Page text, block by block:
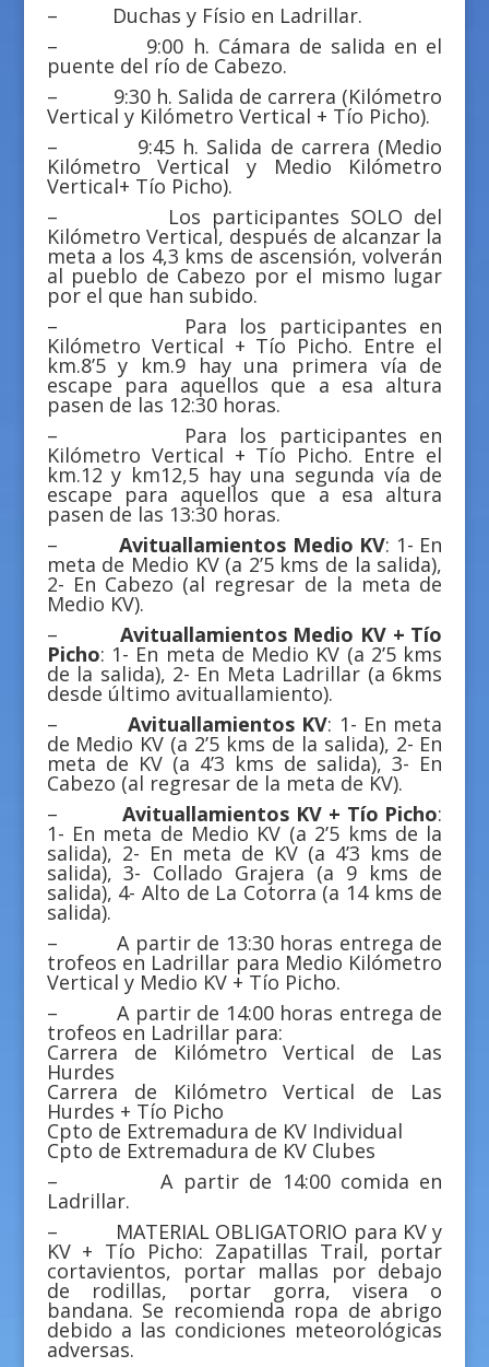
– Duchas y Físio en Ladrillar.
– 9:00 h. Cámara de salida en el
puente del río de Cabezo.
– 9:30 h. Salida de carrera (Kilómetro
Vertical y Kilómetro Vertical + Tío Picho).
– 9:45 h. Salida de carrera (Medio
Kilómetro Vertical y Medio Kilómetro
Vertical+ Tío Picho).
– Los participantes SOLO del
Kilómetro Vertical, después de alcanzar la
meta a los 4,3 kms de ascensión, volverán
al pueblo de Cabezo por el mismo lugar
por el que han subido.
– Para los participantes en
Kilómetro Vertical + Tío Picho. Entre el
km.8’5 y km.9 hay una primera vía de
escape para aquellos que a esa altura
pasen de las 12:30 horas.
– Para los participantes en
Kilómetro Vertical + Tío Picho. Entre el
km.12 y km12,5 hay una segunda vía de
escape para aquellos que a esa altura
pasen de las 13:30 horas.
– Avituallamientos Medio KV: 1- En
meta de Medio KV (a 2’5 kms de la salida),
2- En Cabezo (al regresar de la meta de
Medio KV).
– Avituallamientos Medio KV + Tío
Picho: 1- En meta de Medio KV (a 2’5 kms
de la salida), 2- En Meta Ladrillar (a 6kms
desde último avituallamiento).
– Avituallamientos KV: 1- En meta
de Medio KV (a 2’5 kms de la salida), 2- En
meta de KV (a 4’3 kms de salida), 3- En
Cabezo (al regresar de la meta de KV).
– Avituallamientos KV + Tío Picho:
1- En meta de Medio KV (a 2’5 kms de la
salida), 2- En meta de KV (a 4’3 kms de
salida), 3- Collado Grajera (a 9 kms de
salida), 4- Alto de La Cotorra (a 14 kms de
salida).
– A partir de 13:30 horas entrega de
trofeos en Ladrillar para Medio Kilómetro
Vertical y Medio KV + Tío Picho.
– A partir de 14:00 horas entrega de
trofeos en Ladrillar para:
Carrera de Kilómetro Vertical de Las
Hurdes
Carrera de Kilómetro Vertical de Las
Hurdes + Tío Picho
Cpto de Extremadura de KV Individual
Cpto de Extremadura de KV Clubes
– A partir de 14:00 comida en
Ladrillar.
– MATERIAL OBLIGATORIO para KV y
KV + Tío Picho: Zapatillas Trail, portar
cortavientos, portar mallas por debajo
de rodillas, portar gorra, visera o
bandana. Se recomienda ropa de abrigo
debido a las condiciones meteorológicas
adversas.